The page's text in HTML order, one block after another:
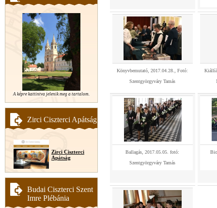
A képre kattintva jelenik meg a tartalom.
Zirci Ciszterci Apátság
Zirci Ciszterci
Apátság
Budai Ciszterci Szent
Imre Plébánia
Könyvbemutató, 2017.04.28., Fotó:
Szentgyörgyváry Tamás
Ballagás, 2017.05.05. fotó:
Szentgyörgyváry Tamás